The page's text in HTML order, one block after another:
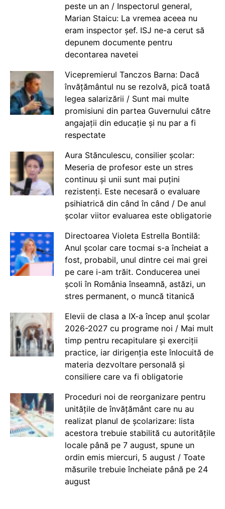
peste un an / Inspectorul general,
Marian Staicu: La vremea aceea nu
eram inspector șef. ISJ ne-a cerut să
depunem documente pentru
decontarea navetei
Vicepremierul Tanczos Barna: Dacă
învățământul nu se rezolvă, pică toată
legea salarizării / Sunt mai multe
promisiuni din partea Guvernului către
angajații din educație și nu par a fi
respectate
Aura Stănculescu, consilier școlar:
Meseria de profesor este un stres
continuu și unii sunt mai puțini
rezistenți. Este necesară o evaluare
psihiatrică din când în când / De anul
școlar viitor evaluarea este obligatorie
Directoarea Violeta Estrella Bontilă:
Anul școlar care tocmai s-a încheiat a
fost, probabil, unul dintre cei mai grei
pe care i-am trăit. Conducerea unei
școli în România înseamnă, astăzi, un
stres permanent, o muncă titanică
Elevii de clasa a IX-a încep anul școlar
2026-2027 cu programe noi / Mai mult
timp pentru recapitulare și exerciții
practice, iar dirigenția este înlocuită de
materia dezvoltare personală și
consiliere care va fi obligatorie
Proceduri noi de reorganizare pentru
unitățile de învățământ care nu au
realizat planul de școlarizare: lista
acestora trebuie stabilită cu autoritățile
locale până pe 7 august, spune un
ordin emis miercuri, 5 august / Toate
măsurile trebuie încheiate până pe 24
august